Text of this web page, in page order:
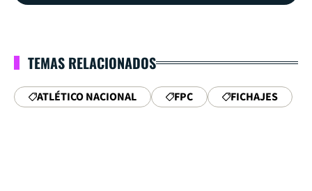
TEMAS RELACIONADOS
ATLÉTICO NACIONAL FPC FICHAJES